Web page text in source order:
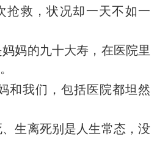
抢救，状况却一天不如一
妈的九十大寿，在医院里
和我们，包括医院都坦然
生离死别是人生常态，没